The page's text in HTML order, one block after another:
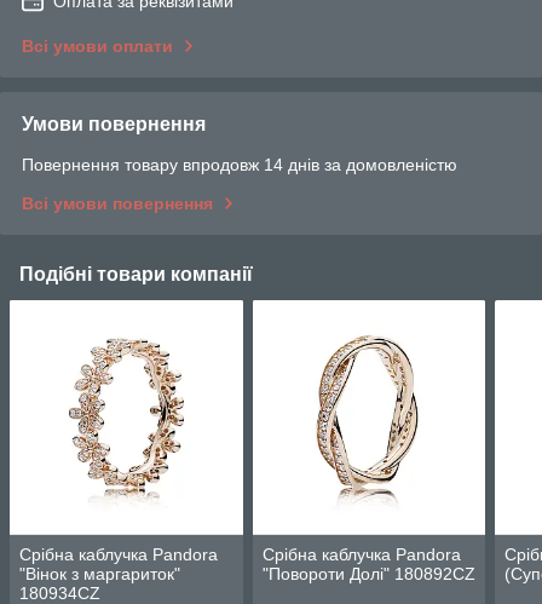
Всі умови оплати
Умови повернення
Повернення товару впродовж 14 днів за домовленістю
Всі умови повернення
Подібні товари компанії
Срібна каблучка Pandora
"Вінок з маргариток"
180934CZ
Срібна каблучка Pandora
"Повороти Долі" 180892CZ